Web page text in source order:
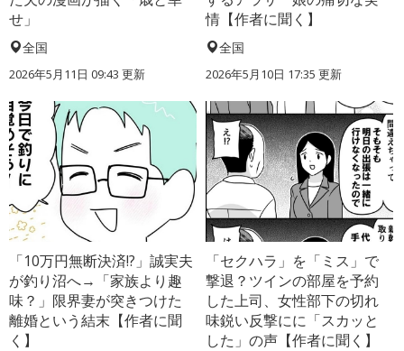
せ」
全国
2026年5月11日 09:43 更新
情【作者に聞く】
全国
2026年5月10日 17:35 更新
「10万円無断決済!?」誠実夫
が釣り沼へ→「家族より趣
味？」限界妻が突きつけた
離婚という結末【作者に聞
く】
「セクハラ」を「ミス」で
撃退？ツインの部屋を予約
した上司、女性部下の切れ
味鋭い反撃にに「スカッと
した」の声【作者に聞く】